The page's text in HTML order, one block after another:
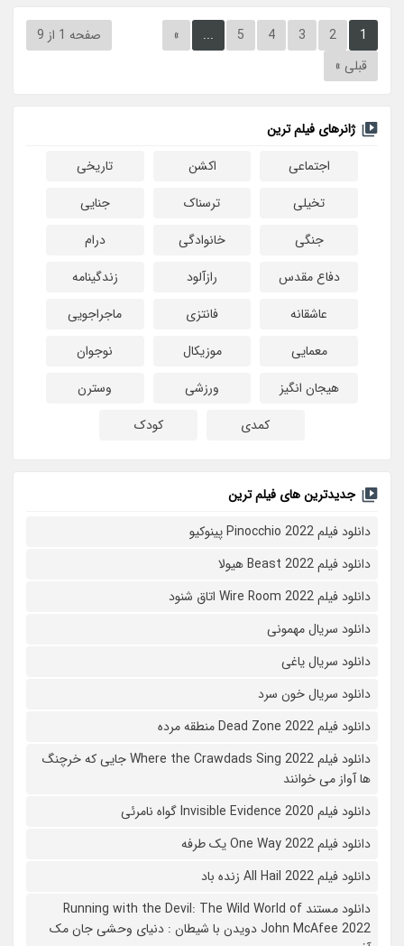
صفحه 1 از 9 1
2
3
4
5
...
»
قبلی »
ژانرهای فیلم ترین
اجتماعی
اکشن
تاریخی
تخیلی
ترسناک
جنایی
جنگی
خانوادگی
درام
دفاع مقدس
رازآلود
زندگینامه
عاشقانه
فانتزی
ماجراجویی
معمایی
موزیکال
نوجوان
هیجان انگیز
ورزشی
وسترن
کمدی
کودک
جدیدترین های فیلم ترین
دانلود فیلم Pinocchio 2022 پینوکیو
دانلود فیلم Beast 2022 هیولا
دانلود فیلم Wire Room 2022 اتاق شنود
دانلود سریال مهمونی
دانلود سریال یاغی
دانلود سریال خون سرد
دانلود فیلم 2022 Dead Zone منطقه مرده
دانلود فیلم Where the Crawdads Sing 2022 جایی که خرچنگ
ها آواز می خوانند
دانلود فیلم 2020 Invisible Evidence گواه نامرئی
دانلود فیلم One Way 2022 یک طرفه
دانلود فیلم All Hail 2022 زنده باد
دانلود مستند Running with the Devil: The Wild World of
John McAfee 2022 دویدن با شیطان : دنیای وحشی جان مک